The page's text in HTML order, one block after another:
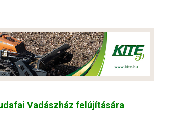
Vadászház felújítására